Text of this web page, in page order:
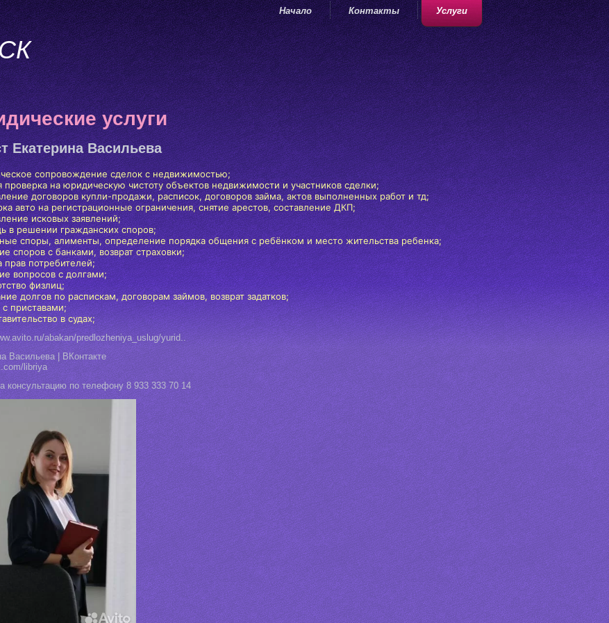
Начало Контакты Услуги
услуги
Екатерина Васильева
сопровождение сделок с недвижимостью;
проверка на юридическую чистоту объектов недвижимости и участников сделки;
договоров купли-продажи, расписок, договоров займа, актов выполненных работ и тд;
авто на регистрационные ограничения, снятие арестов,составление ДКП;
исковых заявлений;
в решении гражданских споров;
споры, алименты, определение порядка общения с ребёнком и место жительства ребенка;
споров с банками, возврат страховки;
прав потребителей;
вопросов с долгами;
физлиц;
долгов по распискам, договорам займов, возврат задатков;
с приставами;
в судах;
abakan/predlozheniya_uslug/yurid..
Васильева | ВКонтакте
libriya
консультацию по телефону 8 933 333 70 14